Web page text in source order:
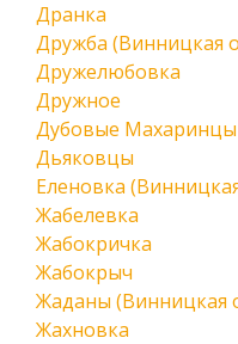
Дранка
Дружба (Винницкая
Дружелюбовка
Дружное
Дубовые Махаринцы
Дьяковцы
Еленовка
Жабелевка
Жабокричка
Жабокрыч
Жаданы (Винницкая
Жахновка